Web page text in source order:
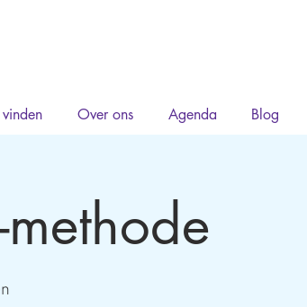
Over ons Agenda Blog